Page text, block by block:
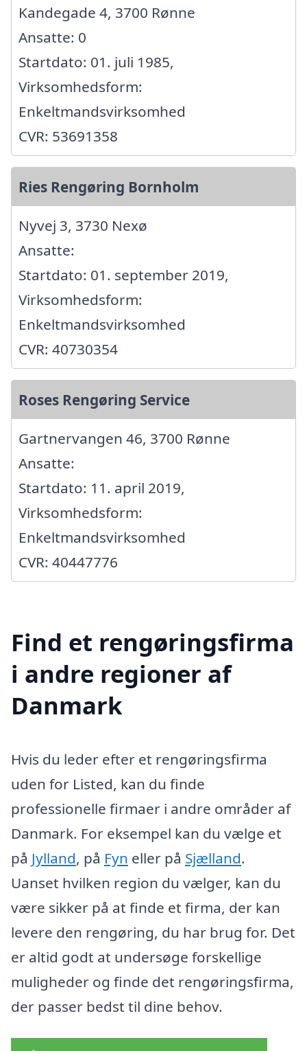
Kandegade 4, 3700 Rønne
Ansatte: 0
Startdato: 01. juli 1985,
Virksomhedsform:
Enkeltmandsvirksomhed
CVR: 53691358
Ries Rengøring Bornholm
Nyvej 3, 3730 Nexø
Ansatte:
Startdato: 01. september 2019,
Virksomhedsform:
Enkeltmandsvirksomhed
CVR: 40730354
Roses Rengøring Service
Gartnervangen 46, 3700 Rønne
Ansatte:
Startdato: 11. april 2019,
Virksomhedsform:
Enkeltmandsvirksomhed
CVR: 40447776
Find et rengøringsfirma
i andre regioner af
Danmark
Hvis du leder efter et rengøringsfirma
uden for Listed, kan du finde
professionelle firmaer i andre områder af
Danmark. For eksempel kan du vælge et
på Jylland, på Fyn eller på Sjælland.
Uanset hvilken region du vælger, kan du
være sikker på at finde et firma, der kan
levere den rengøring, du har brug for. Det
er altid godt at undersøge forskellige
muligheder og finde det rengøringsfirma,
der passer bedst til dine behov.